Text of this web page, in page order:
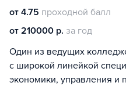
от 4.75 проходной балл
от 210000 р. за год
Один из ведущих
с широкой линейкой
экономики, управления